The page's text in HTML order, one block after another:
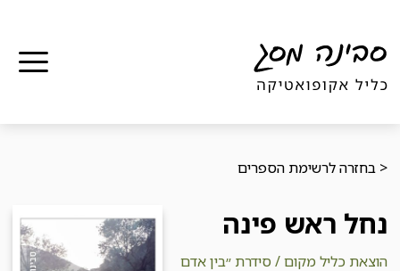
< בחזרה לרשימת הספרים
נחל ראש פינה
הוצאת כליל מקום / סידרת ״בין אדם